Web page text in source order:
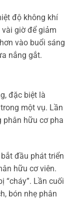
độ không khí
giờ để giảm
vào buổi sáng
nắng gắt.
đặc biệt là
một vụ. Lần
phân hữu cơ pha
đầu phát triển
hữu cơ viên.
“cháy”. Lần cuối
bón nhẹ phân